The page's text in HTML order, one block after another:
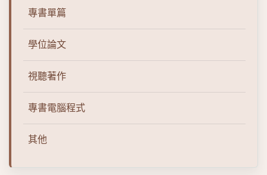
專書單篇
學位論文
視聽著作
專書電腦程式
其他